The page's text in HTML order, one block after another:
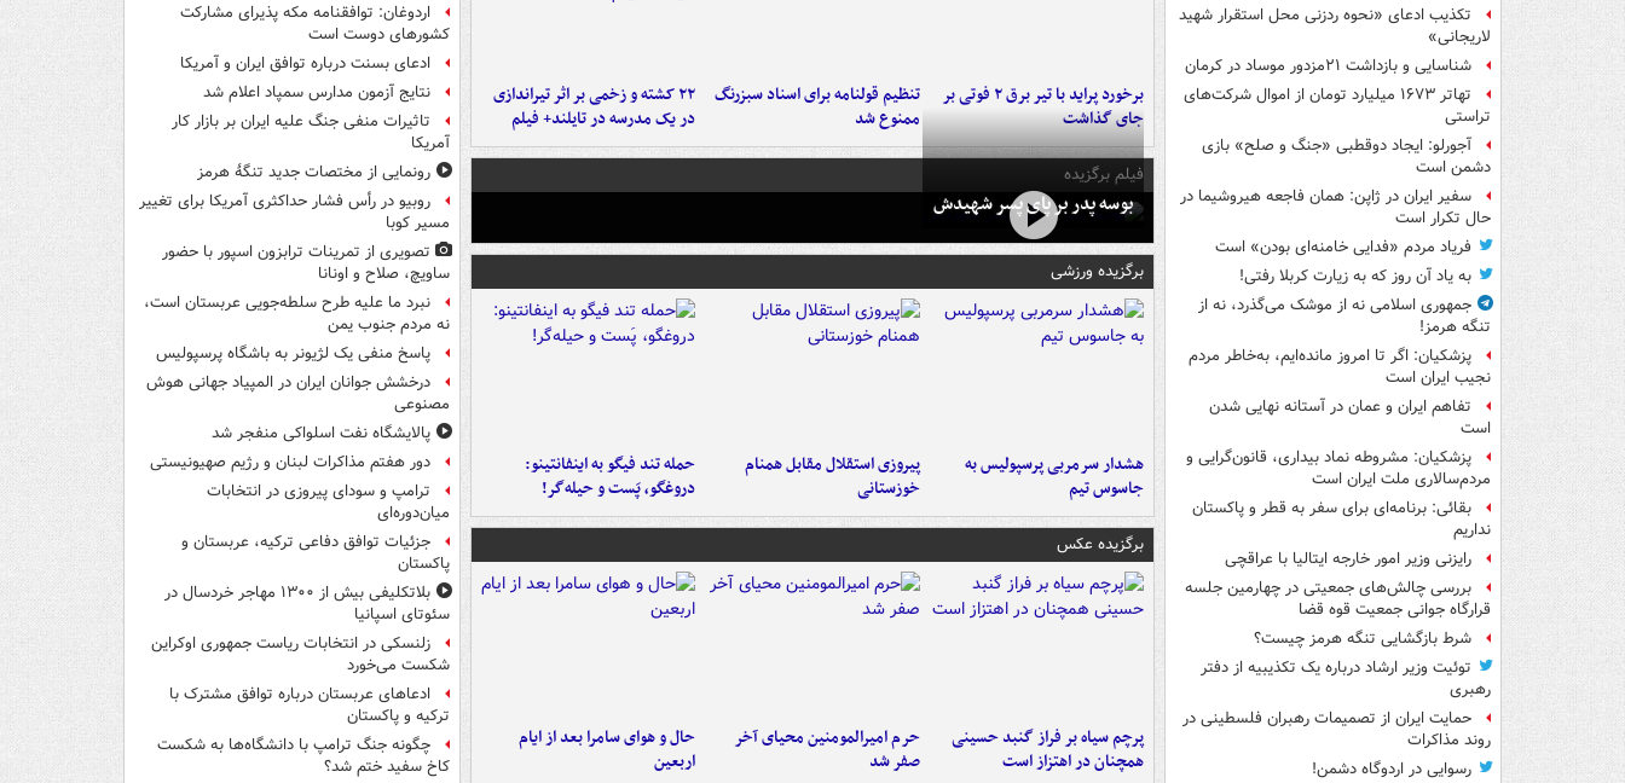
تکذیب ادعای «نحوه ردزنی محل استقرار شهید
لاریجانی»
شناسایی و بازداشت ۲۱مزدور موساد در کرمان
تهاتر ۱۶۷۳ میلیارد تومان از اموال شرکت‌های
تراستی
آجورلو: ایجاد دوقطبی «جنگ و صلح‌» بازی
دشمن است
سفیر ایران در ژاپن: همان فاجعه هیروشیما در
حال تکرار است
فریاد مردم «فدایی خامنه‌ای بودن» است
به یاد آن روز که به زیارت کربلا رفتی!
جمهوری اسلامی نه از موشک می‌گذرد، نه از
تنگه هرمز!
پزشکیان: اگر تا امروز مانده‌ایم، به‌خاطر مردم
نجیب ایران است
تفاهم ایران و عمان در آستانه نهایی شدن
است
پزشکیان: مشروطه نماد بیداری، قانون‌گرایی و
مردم‌سالاری ملت ایران است
بقائی: برنامه‌ای برای سفر به قطر و پاکستان
نداریم
رایزنی وزیر امور خارجه ایتالیا با عراقچی
بررسی چالش‌های جمعیتی در چهارمین جلسه
قرارگاه جوانی جمعیت قوه قضا
شرط بازگشایی تنگه هرمز چیست؟
توئیت وزیر ارشاد درباره یک تکذیبیه از دفتر
رهبری
حمایت ایران از تصمیمات رهبران فلسطینی در
روند مذاکرات
رسوایی در اردوگاه دشمن!
برخورد پراید با تیر برق ۲ فوتی بر
جای گذاشت
تنظیم قولنامه برای اسناد سبزرنگ
ممنوع شد
۲۲ کشته و زخمی بر اثر تیراندازی
در یک مدرسه در تایلند+ فیلم
فیلم برگزیده
بوسه‌ پدر بر پای پسر شهیدش
برگزیده ورزشی
هشدار سرمربی پرسپولیس به
جاسوس تیم
پیروزی استقلال مقابل همنام
خوزستانی
حمله تند فیگو به اینفانتینو:
دروغگو، پَست‌ و حیله‌گر!
برگزیده عکس
پرچم سیاه بر فراز گنبد حسینی
همچنان در اهتزاز است
حرم امیرالمومنین محیای آخر
صفر شد
حال و هوای سامرا بعد از ایام
اربعین
اردوغان: توافقنامه مکه پذیرای مشارکت
کشورهای دوست است
ادعای بسنت درباره توافق ایران و آمریکا
نتایج آزمون مدارس سمپاد اعلام شد
تاثیرات منفی جنگ علیه ایران بر بازار کار
آمریکا
رونمایی از مختصات جدید تنگۀ هرمز
روبیو در رأس فشار حداکثری آمریکا برای تغییر
مسیر کوبا
تصویری از تمرینات ترابزون اسپور با حضور
ساویچ، صلاح و اونانا
نبرد ما علیه طرح سلطه‌جویی عربستان است،
نه مردم جنوب یمن
پاسخ منفی یک لژیونر به باشگاه پرسپولیس
درخشش جوانان ایران در المپیاد جهانی هوش
مصنوعی
پالایشگاه نفت اسلواکی منفجر شد
دور هفتم مذاکرات لبنان و رژیم صهیونیستی
ترامپ و سودای پیروزی در انتخابات
میان‌دوره‌ای
جزئیات توافق دفاعی ترکیه، عربستان و
پاکستان
بلاتکلیفی بیش از ۱۳۰۰ مهاجر خردسال در
سئوتای اسپانیا
زلنسکی در انتخابات ریاست جمهوری اوکراین
شکست می‌خورد
ادعاهای عربستان درباره توافق مشترک با
ترکیه و پاکستان
چگونه جنگ ترامپ با دانشگاه‌ها به شکست
کاخ سفید ختم شد؟